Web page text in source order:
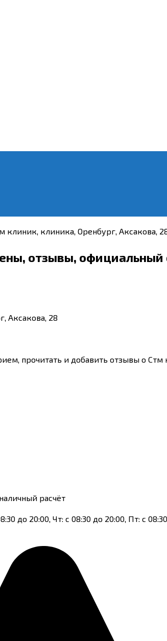
клиник, клиника, Оренбург, Аксакова,
отзывы, официальный
Аксакова, 28
прочитать и добавить отзывы о
расчёт
до 20:00, Чт: с 08:30 до 20:00, Пт: с